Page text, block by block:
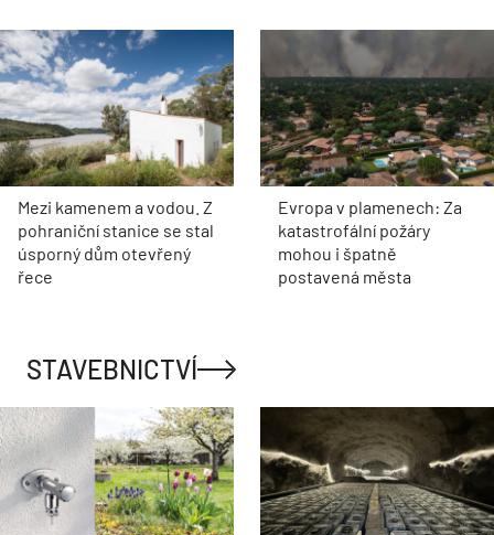
Mezi kamenem a vodou. Z
pohraniční stanice se stal
úsporný dům otevřený
řece
Evropa v plamenech: Za
katastrofální požáry
mohou i špatně
postavená města
STAVEBNICTVÍ